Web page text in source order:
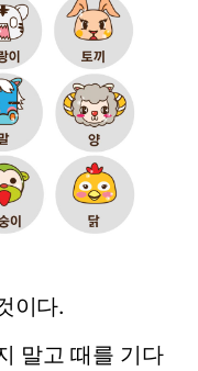
이다.
말고 때를 기다